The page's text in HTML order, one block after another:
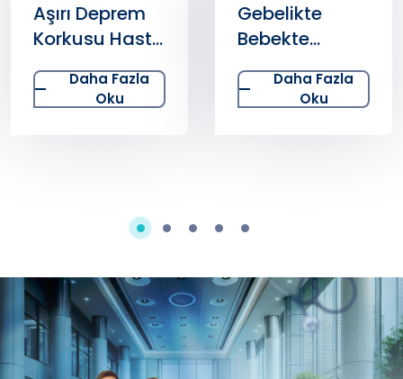
Aşırı Deprem
Korkusu Hasta
Ediyor !
Daha Fazla
Oku
Gebelikte
Bebekte
Anomali
Riskine Dikkat!
Daha Fazla
Oku